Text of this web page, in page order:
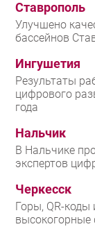
Ставрополь
Улучшено
бассейнов
Ингушетия
Результаты
цифрового
года
Нальчик
В Нальчике
экспертов
Черкесск
Горы, QR-коды
высокогорные